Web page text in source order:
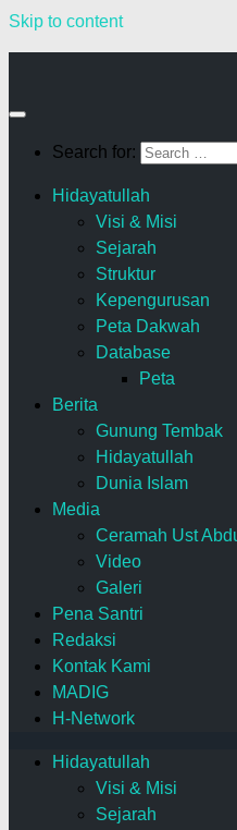
Skip to content
Search for:
Hidayatullah
Visi & Misi
Sejarah
Struktur
Kepengurusan
Peta Dakwah
Database
Peta
Berita
Gunung Tembak
Hidayatullah
Dunia Islam
Media
Ceramah Ust
Video
Galeri
Pena Santri
Redaksi
Kontak Kami
MADIG
H-Network
Hidayatullah
Visi & Misi
Sejarah